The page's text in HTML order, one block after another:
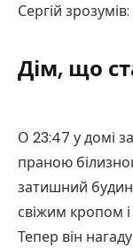
Сергій
Дім, що
О 23:47 у домі
праною
затишний
свіжим кропом
Тепер він